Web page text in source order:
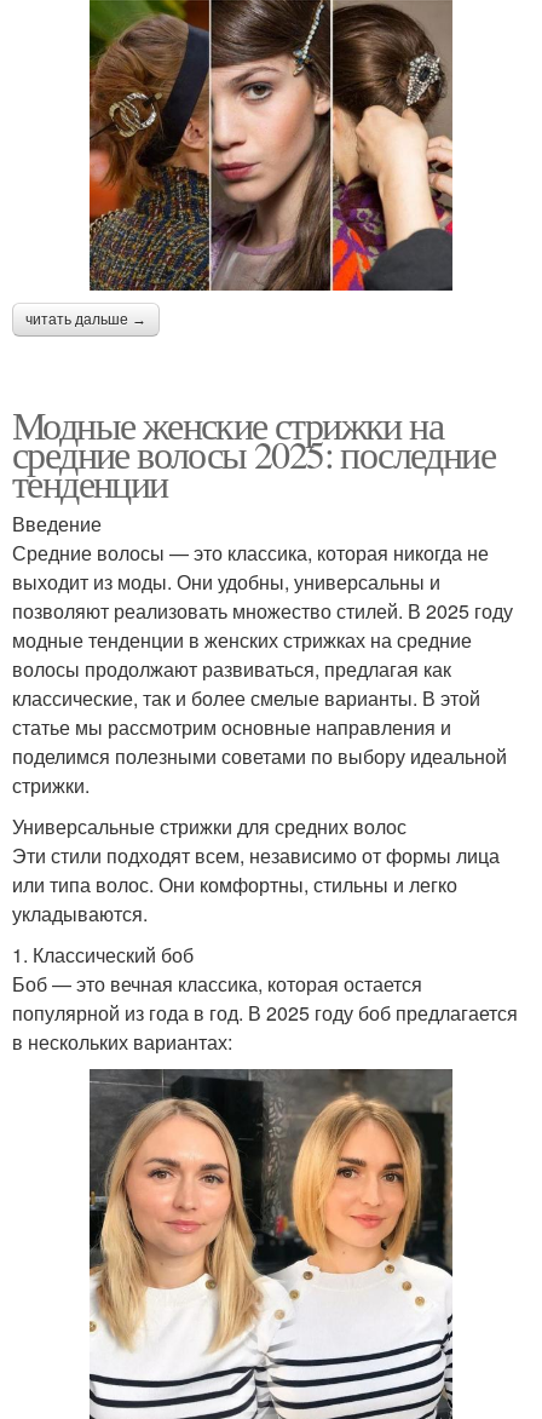
читать дальше →
Модные женские стрижки на
средние волосы 2025: последние
тенденции
Введение
Средние волосы — это классика, которая никогда не
выходит из моды. Они удобны, универсальны и
позволяют реализовать множество стилей. В 2025 году
модные тенденции в женских стрижках на средние
волосы продолжают развиваться, предлагая как
классические, так и более смелые варианты. В этой
статье мы рассмотрим основные направления и
поделимся полезными советами по выбору идеальной
стрижки.
Универсальные стрижки для средних волос
Эти стили подходят всем, независимо от формы лица
или типа волос. Они комфортны, стильны и легко
укладываются.
1. Классический боб
Боб — это вечная классика, которая остается
популярной из года в год. В 2025 году боб предлагается
в нескольких вариантах: